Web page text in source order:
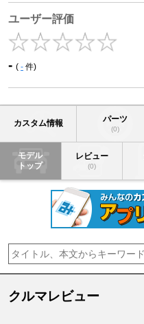
ユーザー評価
- ( - 件)
カスタム情報 パーツ
(0)
モデル
トップ
レビュー
(0)
クルマレビュー